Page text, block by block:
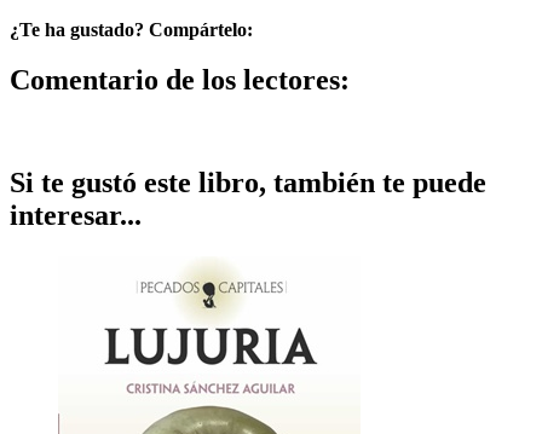
¿Te ha gustado? Compártelo:
Comentario de los lectores:
Si te gustó este libro, también te puede
interesar...